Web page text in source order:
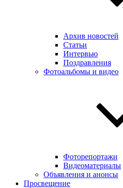
Архив новостей
Статьи
Интервью
Поздравления
Фотоальбомы и видео
Фоторепортажи
Видеоматериалы
Объявления и анонсы
Просвещение